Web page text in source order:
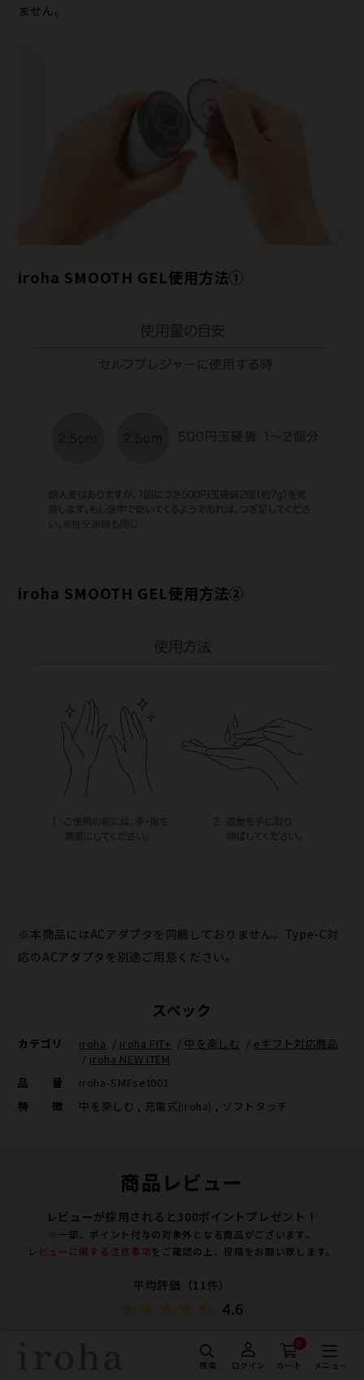
検索 ログイン
0
カート
メニュー
ません。
iroha SMOOTH GEL使用方法①
iroha SMOOTH GEL使用方法②
※本商品にはACアダプタを同梱しておりません。Type-C対
応のACアダプタを別途ご用意ください。
スペック
カテゴリ iroha / iroha FIT+ / 中を楽しむ / eギフト対応商品
/ iroha NEW ITEM
品番
iroha-SMFset001
特徴
中を楽しむ , 充電式(iroha) , ソフトタッチ
商品レビュー
レビューが採用されると300ポイントプレゼント！
※一部、ポイント付与の対象外となる商品がございます。
レビューに関する注意事項をご確認の上、投稿をお願い致します。
平均評価（11件）
4.6